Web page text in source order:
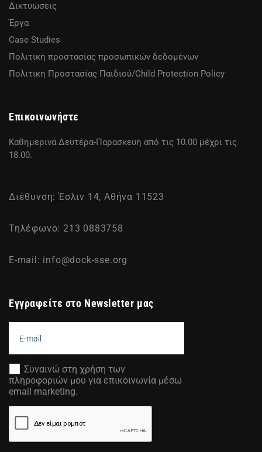
Δικτυώσεις
Έργα
Case Studies
Πολιτική προστασίας προσωπικών δεδομένων
Πολιτική Προστασίας Παιδιού/Child Protection Policy
Επικοινωνήστε
Καθημερινά Δευτέρα-Παρασκευή από τις 10.00 μέχρι τις
18.00.
Διέθυνση: Έσλιν 14, Αθήνα 11523
Τηλέφωνο: 213 0883758
E-mail: info@dock-sse.org
Εγγραφείτε στο Newsletter μας
Συναινώ στη χρήση των
πληροφοριών μου για επικοινωνία μέσω
email marketing.